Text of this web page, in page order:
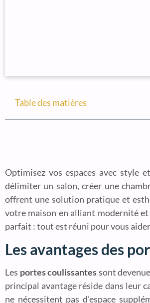
Table des matières
Optimisez vos espaces avec style
délimiter un salon, créer une
offrent une solution pratique et
votre maison en alliant modernité et
parfait : tout est réuni pour vous
Les avantages des
Les portes coulissantessont
principal avantage réside dans leur
ne nécessitent pas d’espace